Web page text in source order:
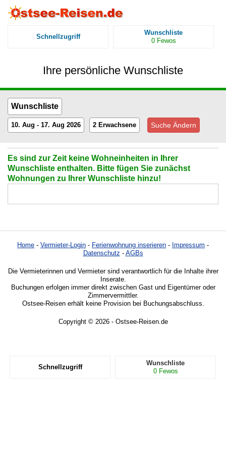
Schnellzugriff
Wunschliste
0 Fewos
Ihre persönliche Wunschliste
Wunschliste
10. Aug - 17. Aug 2026 2 Erwachsene
Es sind zur Zeit keine Wohneinheiten in Ihrer
Wunschliste enthalten. Bitte fügen Sie zunächst
Wohnungen zu Ihrer Wunschliste hinzu!
Home - Vermieter-Login - Ferienwohnung inserieren - Impressum -
Datenschutz - AGBs
Die Vermieterinnen und Vermieter sind verantwortlich für die Inhalte ihrer
Inserate.
Buchungen erfolgen immer direkt zwischen Gast und Eigentümer oder
Zimmervermittler.
Ostsee-Reisen erhält keine Provision bei Buchungsabschluss.
Copyright © 2026 - Ostsee-Reisen.de
Schnellzugriff
Wunschliste
0 Fewos